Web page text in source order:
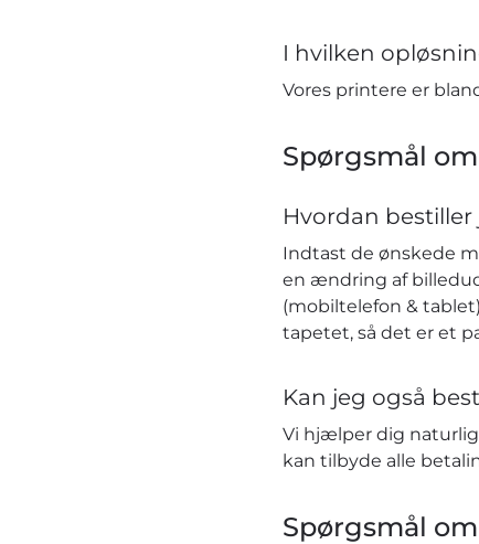
I hvilken
Vores printere er
Spørgsmål
Hvordan
Indtast de ønskede
en ændring af
(mobiltelefon &
tapetet, så det er et
Kan jeg også
Vi hjælper dig
kan tilbyde alle
Spørgsmål